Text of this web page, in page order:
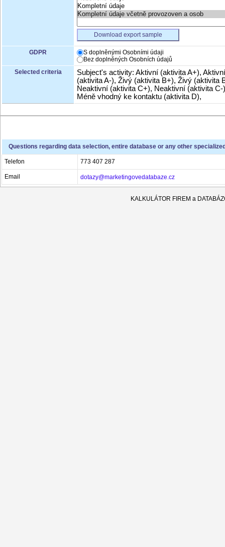
Download export sample
GDPR
S doplněnými Osobními údaji
Bez doplněných Osobních údajů
Selected criteria
Subject's activity: Aktivní (aktivita A+), Aktivní
(aktivita A-), Živý (aktivita B+), Živý (aktivita
Neaktivní (aktivita C+), Neaktivní (aktivita C-
Méně vhodný ke kontaktu (aktivita D),
Questions regarding data selection, entire database or any other
Telefon 773 407 287
Email dotazy@marketingovedatabaze.cz
KALKULÁTOR FIREM a